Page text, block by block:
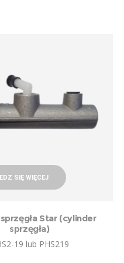
SIĘ WIĘCEJ
Star (cylinder
sprzęgła)
19 lub PHS219